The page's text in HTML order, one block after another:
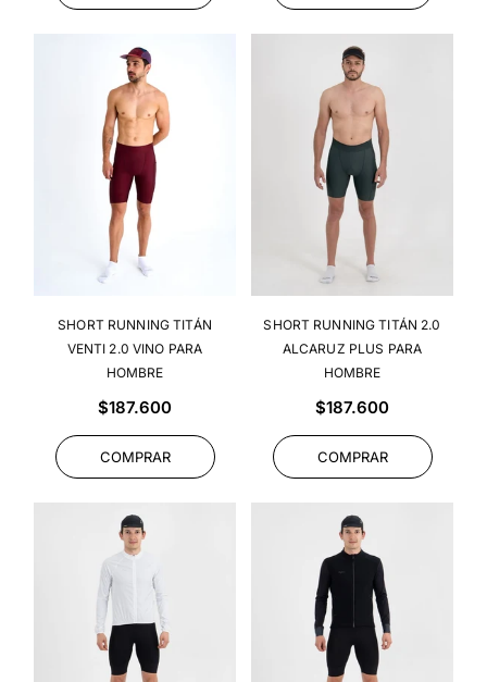
SHORT RUNNING TITÁN
VENTI 2.0 VINO PARA
HOMBRE
Precio
$187.600
COMPRAR
SHORT RUNNING TITÁN 2.0
ALCARUZ PLUS PARA
HOMBRE
Precio
$187.600
COMPRAR